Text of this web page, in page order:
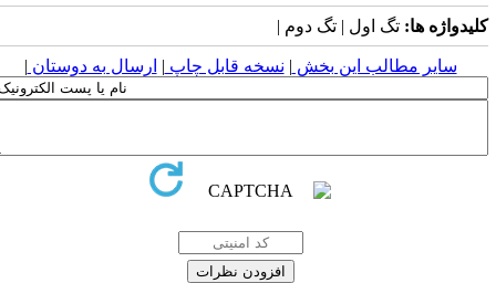
ها:تگ اول | تگ دوم |
سایر مطالب این بخش | نسخه قابل چاپ| ارسال به دوستان|